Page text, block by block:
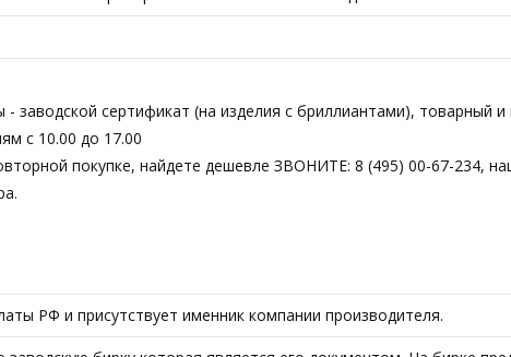
сертификат (на изделия с бриллиантами), товарный и
с 10.00 до 17.00
покупке, найдете дешевле ЗВОНИТЕ: 8 (495) 00-67-234,
РФ и присутствует именник компании производителя.